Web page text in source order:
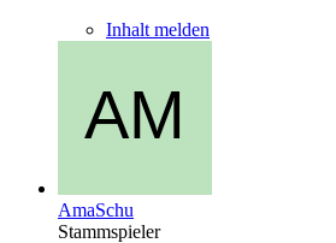
Inhalt melden
AmaSchu
Stammspieler